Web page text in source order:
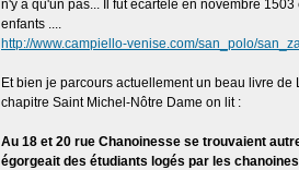
n'y a qu'un pas... Il fut écartelé en novembre
enfants ....
http://www.campiello-venise.com/san_polo/
Et bien je parcours actuellement un beau livre
chapitre Saint Michel-Nôtre Dame on lit :
Au 18 et 20 rue Chanoinesse se trouvaient
égorgeait des étudiants logés par les